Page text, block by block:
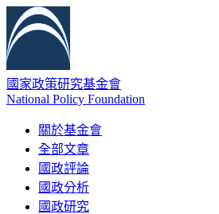
國家政策研究基金會
National Policy Foundation
關於基金會
全部文章
國政評論
國政分析
國政研究